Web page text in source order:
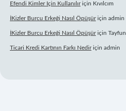
Efendi Kimler Için Kullanılıriçin Kıvılcım
İKizler Burcu Erkeği Nasıl Öpüşüriçin admin
İKizler Burcu Erkeği Nasıl Öpüşüriçin Tayfun
Ticari Kredi Kartının Farkı Nediriçin admin